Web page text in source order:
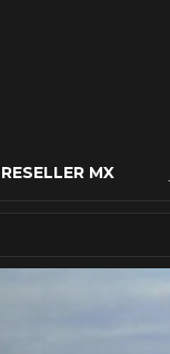
RESELLER MX